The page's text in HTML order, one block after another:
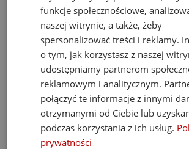
trudności, który buduje pewność siebie
3. Czy powierzchnię puzzli można czyścić?
specjalną powłokę, którą w razie potrzeby
wilgotną szmatką. Jest to szczególnie ważne
podłogowych.
Podaruj swojemu dziecku cały wszechświat
ręki – wybierz puzzle podłogowe Melissa &
Bestsellery
funkcje społecznościowe,
naszej witrynie, a także, żeby
spersonalizować treści i reklamy.
o tym, jak korzystasz z naszej
udostępniamy partnerom
reklamowym i analitycznym.
połączyć te informacje z innymi
otrzymanymi od Ciebie lub
podczas korzystania z ich usług.
prywatności